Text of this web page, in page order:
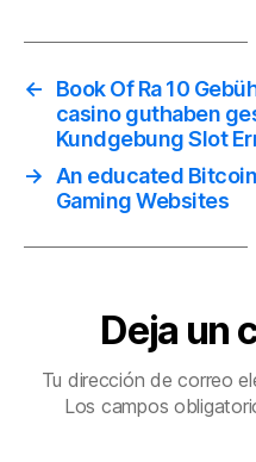
←
Book Of Ra 10
casino guthaben
Kundgebung Slot
→ An educated
Gaming Websites
Deja un
Tu dirección de correo
Los campos